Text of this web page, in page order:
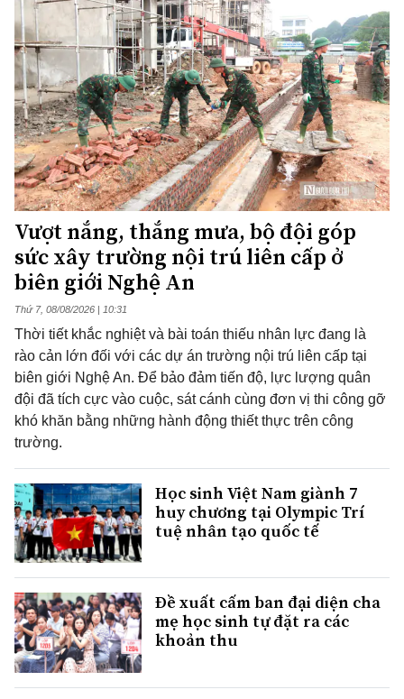
Vượt nắng, thắng mưa, bộ đội góp
sức xây trường nội trú liên cấp ở
biên giới Nghệ An
Thứ 7, 08/08/2026 | 10:31
Thời tiết khắc nghiệt và bài toán thiếu nhân lực đang là
rào cản lớn đối với các dự án trường nội trú liên cấp tại
biên giới Nghệ An. Để bảo đảm tiến độ, lực lượng quân
đội đã tích cực vào cuộc, sát cánh cùng đơn vị thi công gỡ
khó khăn bằng những hành động thiết thực trên công
trường.
Học sinh Việt Nam giành 7
huy chương tại Olympic Trí
tuệ nhân tạo quốc tế
Đề xuất cấm ban đại diện cha
mẹ học sinh tự đặt ra các
khoản thu